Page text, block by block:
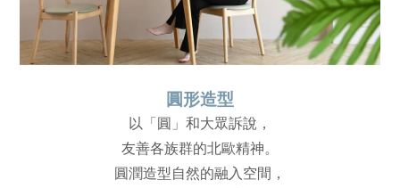
圓形造型
以「圓」和大眾訴說，
友善各族群的北歐精神。
圓潤造型自然的融入空間，